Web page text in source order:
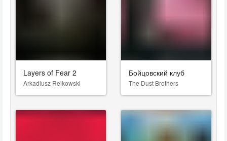
Layers of Fear 2
Arkadiusz Reikowski
Бойцовский клуб
The Dust Brothers